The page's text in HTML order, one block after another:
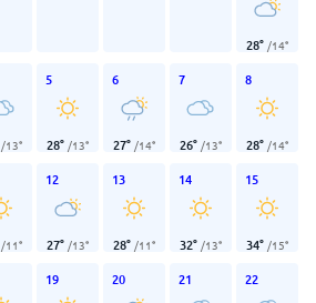
28° /14°
/13°
5
28° /13°
6
27° /14°
7
26° /13°
8
28° /14°
/11°
12
27° /13°
13
28° /11°
14
32° /13°
15
34° /15°
19 20 21 22